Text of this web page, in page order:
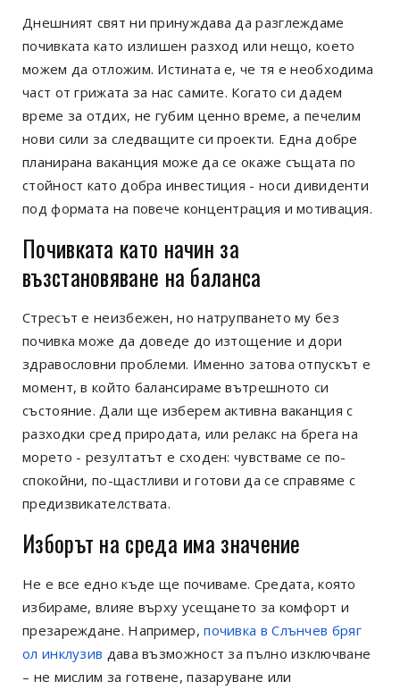
Днешният свят ни принуждава да разглеждаме
почивката като излишен разход или нещо, което
можем да отложим. Истината е, че тя е необходима
част от грижата за нас самите. Когато си дадем
време за отдих, не губим ценно време, а печелим
нови сили за следващите си проекти. Една добре
планирана ваканция може да се окаже същата по
стойност като добра инвестиция - носи дивиденти
под формата на повече концентрация и мотивация.
Почивката като начин за
възстановяване на баланса
Стресът е неизбежен, но натрупването му без
почивка може да доведе до изтощение и дори
здравословни проблеми. Именно затова отпускът е
момент, в който балансираме вътрешното си
състояние. Дали ще изберем активна ваканция с
разходки сред природата, или релакс на брега на
морето - резултатът е сходен: чувстваме се по-
спокойни, по-щастливи и готови да се справяме с
предизвикателствата.
Изборът на среда има значение
Не е все едно къде ще почиваме. Средата, която
избираме, влияе върху усещането за комфорт и
презареждане. Например,почивка в Слънчев бряг
ол инклузив дава възможност за пълно изключване
– не мислим за готвене, пазаруване или